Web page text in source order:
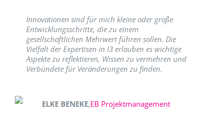
Innovationen sind für mich kleine oder große
Entwicklungsschritte, die zu einem
gesellschaftlichen Mehrwert führen sollen. Die
Vielfalt der Expertisen in I3 erlauben es wichtige
Aspekte zu reflektieren, Wissen zu vermehren und
Verbündete für Veränderungen zu finden.
ELKE BENEKE,EB Projektmanagement